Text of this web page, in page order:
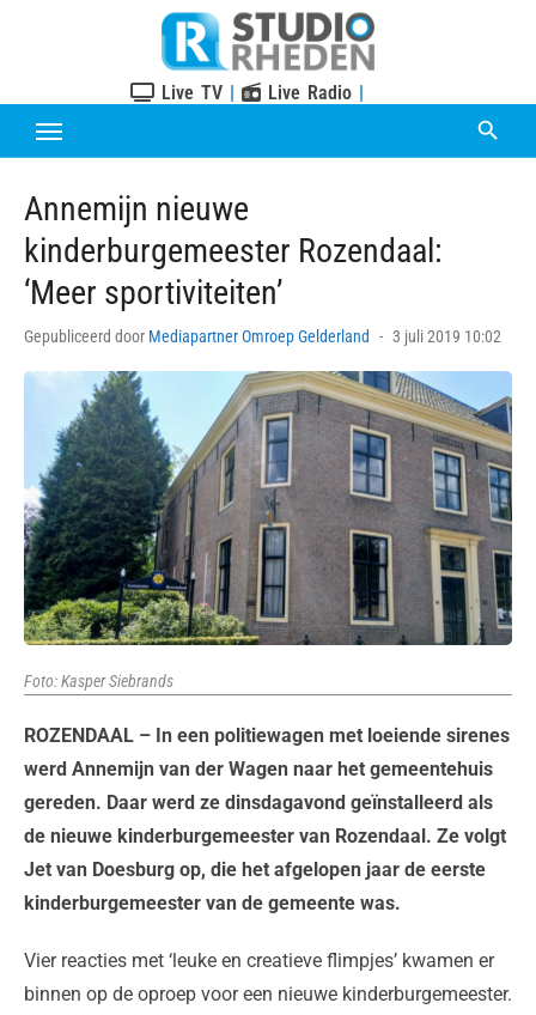
Live TV | Live Radio |
Annemijn nieuwe
kinderburgemeester Rozendaal:
‘Meer sportiviteiten’
Gepubliceerd door Mediapartner Omroep Gelderland
Posted
3 juli 2019 10:02
Foto: Kasper Siebrands
ROZENDAAL – In een politiewagen met loeiende sirenes
werd Annemijn van der Wagen naar het gemeentehuis
gereden. Daar werd ze dinsdagavond geïnstalleerd als
de nieuwe kinderburgemeester van Rozendaal. Ze volgt
Jet van Doesburg op, die het afgelopen jaar de eerste
kinderburgemeester van de gemeente was.
Vier reacties met ‘leuke en creatieve flimpjes’ kwamen er
binnen op de oproep voor een nieuwe kinderburgemeester.